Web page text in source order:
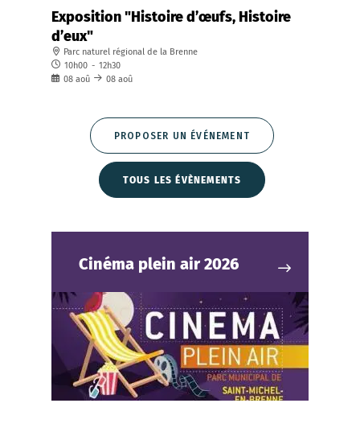
Exposition "Histoire d’œufs, Histoire
d’eux"
Parc naturel régional de la Brenne
10h00 - 12h30
08 aoû 08 aoû
PROPOSER UN ÉVÉNEMENT
TOUS LES ÉVÈNEMENTS
Cinéma plein air 2026